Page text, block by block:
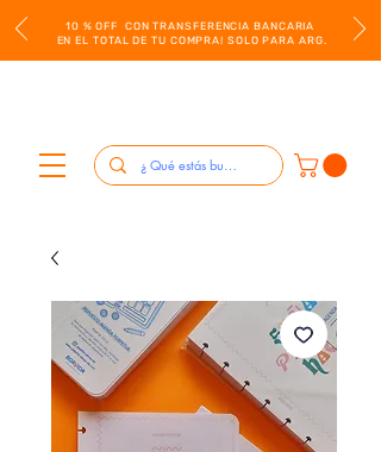
10 % OFF CON TRANSFERENCIA BANCARIA
EN EL TOTAL DE TU COMPRA! SOLO PARA ARG.